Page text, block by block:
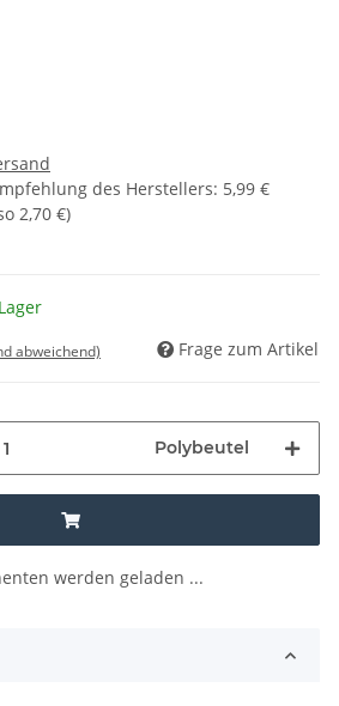
des Herstellers: 5,99 €
2,70 €)
abweichend) Frage zum Artikel
Polybeutel
werden geladen ...